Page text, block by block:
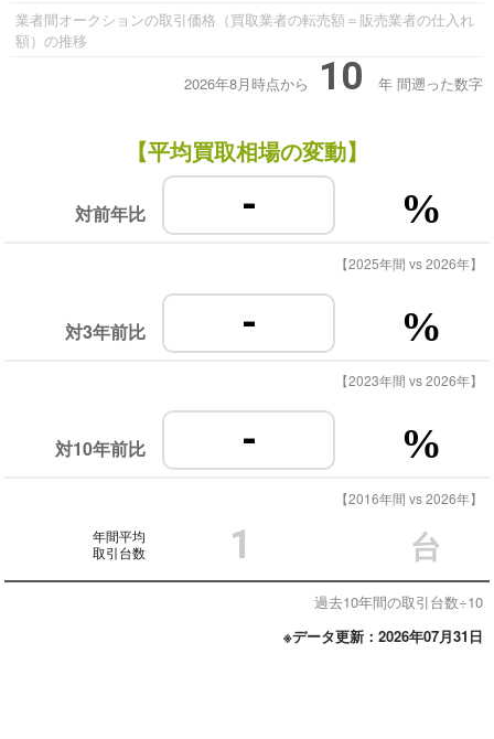
業者間オークションの取引価格（買取業者の転売額＝販売業者の仕入れ
額）の推移
2026年8月時点から 10 年 間遡った数字
【平均買取相場の変動】
対前年比 - %
【2025年間 vs 2026年】
対3年前比 - %
【2023年間 vs 2026年】
対10年前比 - %
【2016年間 vs 2026年】
年間平均
取引台数
1 台
過去10年間の取引台数÷10
※データ更新：2026年07月31日